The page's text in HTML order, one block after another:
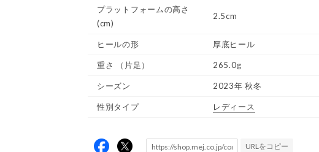
プラットフォームの高さ
(cm)
2.5cm
ヒールの形 厚底ヒール
重さ （片足） 265.0g
シーズン 2023年 秋冬
性別タイプ レディース
URLをコピー